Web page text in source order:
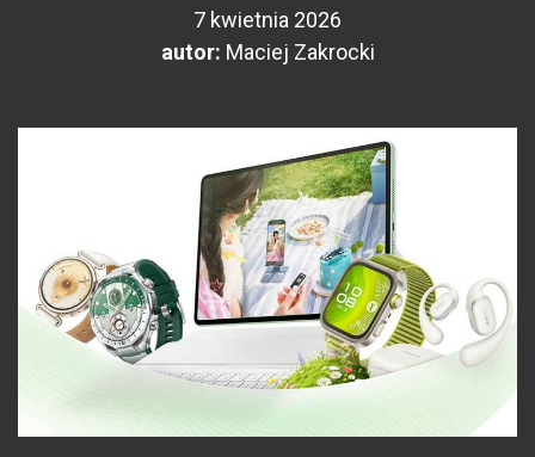
7 kwietnia 2026
autor: Maciej Zakrocki